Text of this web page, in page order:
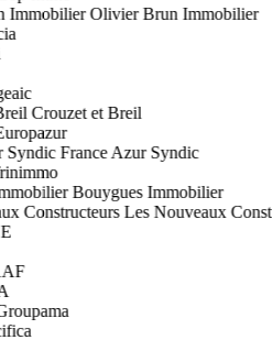
Olivier Brun Immobilier
Crouzet et Breil
France Azur Syndic
Bouygues Immobilier
Les Nouveaux